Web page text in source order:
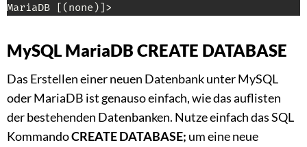
MariaDB [(none)]>
MySQL MariaDB CREATE DATABASE
Das Erstellen einer neuen Datenbank unter MySQL
oder MariaDB ist genauso einfach, wie das auflisten
der bestehenden Datenbanken. Nutze einfach das SQL
KommandoCREATE DATABASE; um eine neue